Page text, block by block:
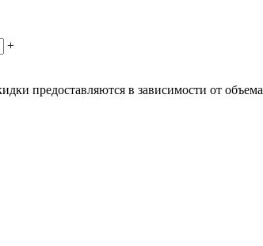
+
предоставляются в зависимости от объема